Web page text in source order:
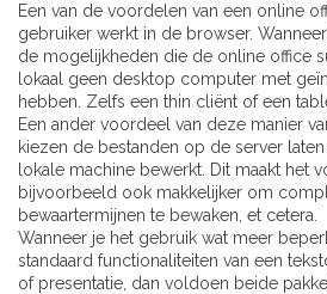
Een van de voordelen van een online
gebruiker werkt in de browser.
de mogelijkheden die de online office
lokaal geen desktop computer met
hebben. Zelfs een thin cliënt of een
Een ander voordeel van deze manier
kiezen de bestanden op de server
lokale machine bewerkt. Dit maakt het
bijvoorbeeld ook makkelijker om
bewaartermijnen te bewaken, et cetera.
Wanneer je het gebruik wat meer
standaard functionaliteiten van een
of presentatie, dan voldoen beide